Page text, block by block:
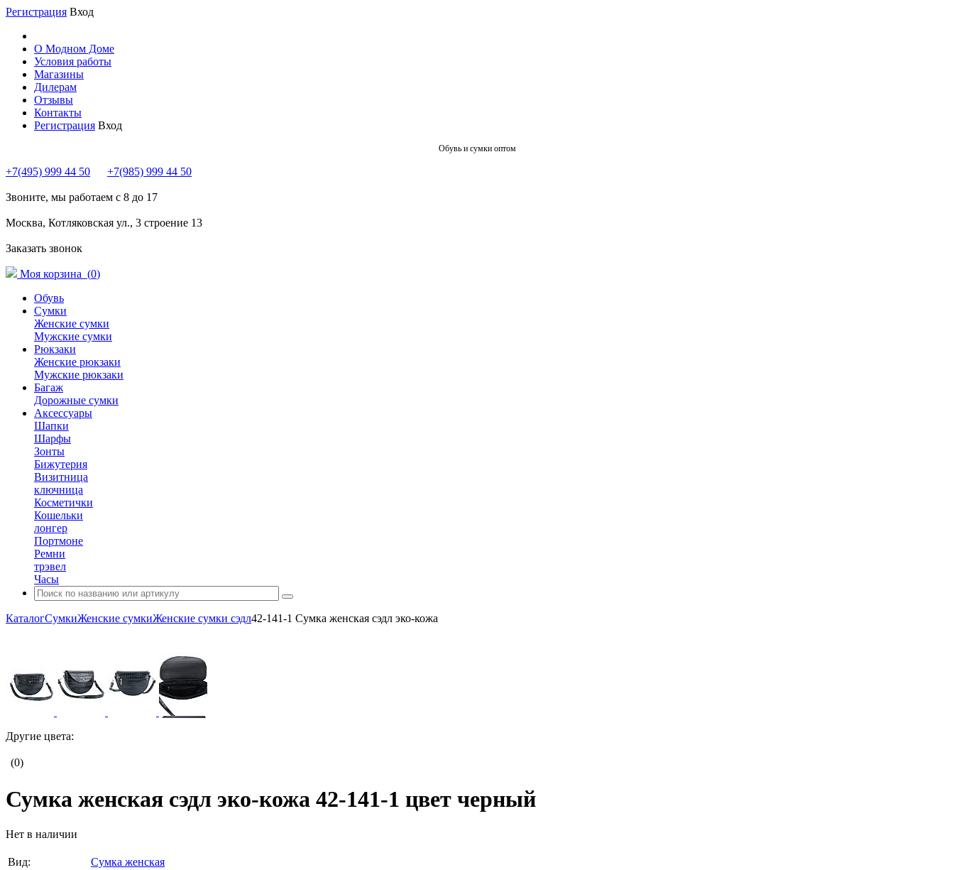
Регистрация Вход
О Модном Доме
Условия работы
Магазины
Дилерам
Отзывы
Контакты
Регистрация Вход
Обувь и сумки оптом
+7(495) 999 44 50 +7(985) 999 44 50
Звоните, мы работаем с 8 до 17
Москва, Котляковская ул., 3 строение 13
Заказать звонок
Моя корзина (0)
Обувь
Сумки
Женские сумки
Мужские сумки
Рюкзаки
Женские рюкзаки
Мужские рюкзаки
Багаж
Дорожные сумки
Аксессуары
Шапки
Шарфы
Зонты
Бижутерия
Визитница
ключница
Косметички
Кошельки
лонгер
Портмоне
Ремни
трэвел
Часы
КаталогСумкиЖенские сумкиЖенские сумки сэдл42-141-1 Сумка женская сэдл эко-кожа
Другие цвета:
(0)
Сумка женская сэдл эко-кожа 42-141-1 цвет черный
Нет в наличии
Вид:
Сумка женская